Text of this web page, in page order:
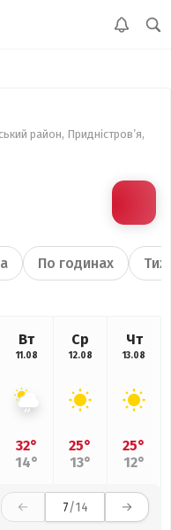
район, Придністров’я,
По годинах
Вт
11.08
32°
14°
Ср
12.08
25°
13°
Чт
13.08
25°
12°
7/14